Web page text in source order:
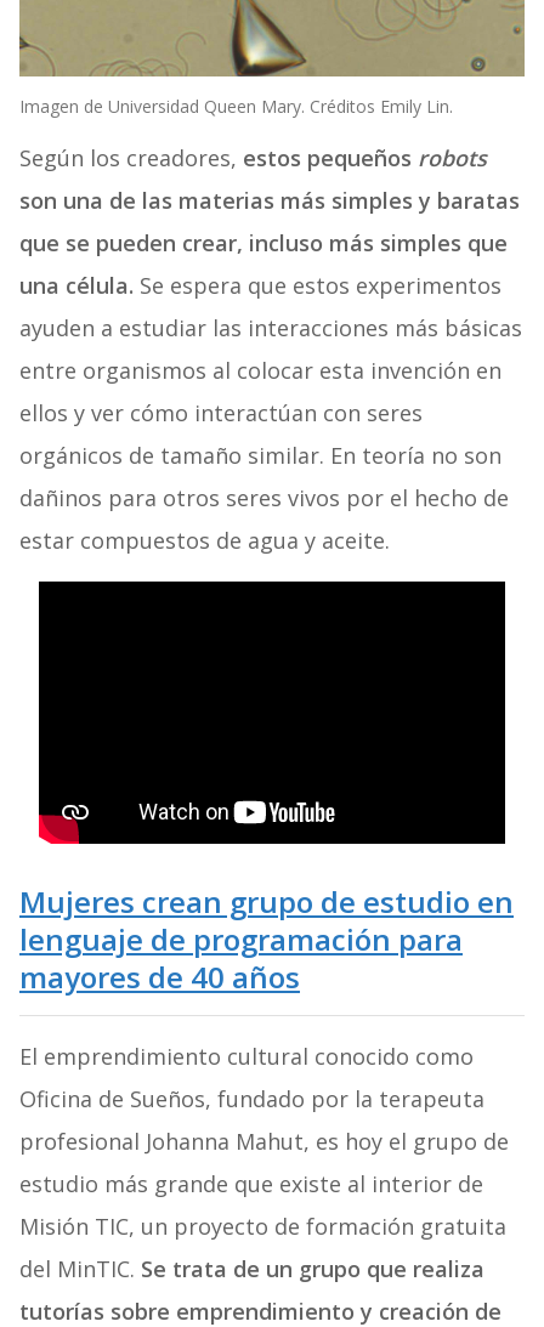
Imagen de Universidad Queen Mary. Créditos Emily Lin.
Según los creadores, estos pequeños robots
son una de las materias más simples y baratas
que se pueden crear, incluso más simples que
una célula. Se espera que estos experimentos
ayuden a estudiar las interacciones más básicas
entre organismos al colocar esta invención en
ellos y ver cómo interactúan con seres
orgánicos de tamaño similar. En teoría no son
dañinos para otros seres vivos por el hecho de
estar compuestos de agua y aceite.
Mujeres crean grupo de estudio en
lenguaje de programación para
mayores de 40 años
El emprendimiento cultural conocido como
Oficina de Sueños, fundado por la terapeuta
profesional Johanna Mahut, es hoy el grupo de
estudio más grande que existe al interior de
Misión TIC, un proyecto de formación gratuita
del MinTIC. Se trata de un grupo que realiza
tutorías sobre emprendimiento y creación de